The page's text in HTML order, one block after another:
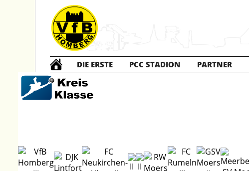
DIE ERSTE PCC STADION PARTNER